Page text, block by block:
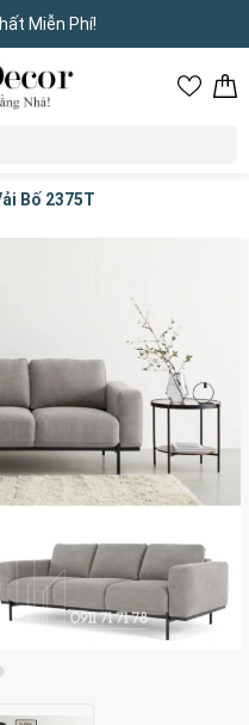
Miễn Phí!
Bố 2375T